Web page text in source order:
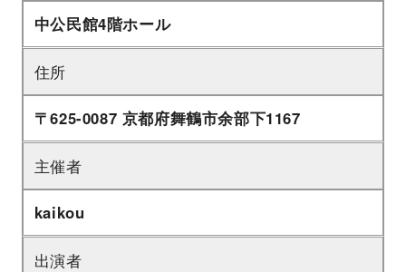
中公民館4階ホール
住所
〒625-0087 京都府舞鶴市余部下1167
主催者
kaikou
出演者